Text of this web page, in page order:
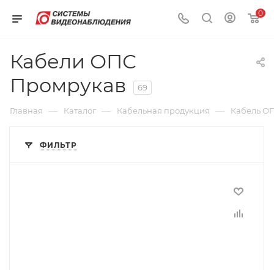
0
Кабели ОПС
Промрукав
69
Главная — Каталог — Кабельная продукция — Кабель
ФИЛЬТР